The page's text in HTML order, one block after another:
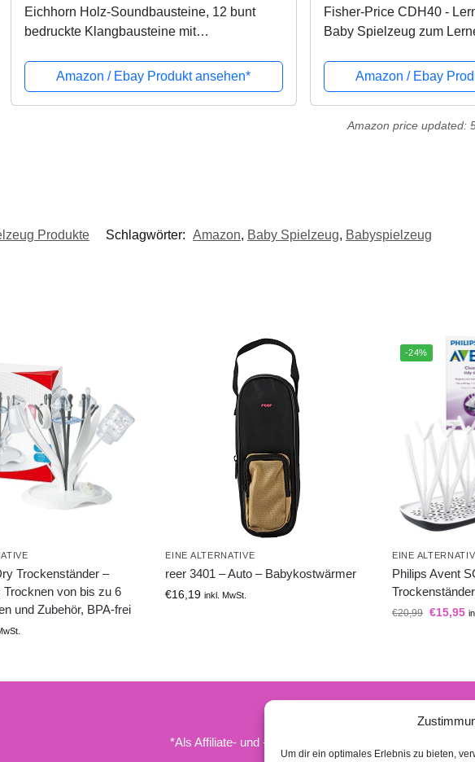
Um dir ein optimales Erlebnis zu bieten,
Eichhorn Holz-Soundbausteine, 12 bunt
bedruckte Klangbausteine mit
Birkenholz für Kinder ab 12 Monaten
Amazon / Ebay Produkt ansehen*
Fisher-Price CDH40 -
Baby Spielzeug zum
ab 6 Monaten,
Amazon / Ebay
Amazon price updated:
Produkte Schlagwörter: Amazon, Baby Spielzeug, Babyspielzeug
Trockenständer –
Trocknen von bis zu 6
und Zubehör, BPA-frei
EINE ALTERNATIVE
reer 3401 – Auto – Babykostwärmer
€16,19 inkl. MwSt.
-24%
EINE
Philips Avent
€20,99 €15,95
*Als Affiliate- und -Ebay/Amazon-Partner verdiene ich an